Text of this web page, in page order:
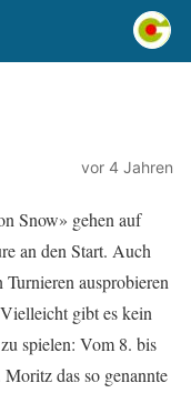
vor 4 Jahren
Snow» gehen auf
an den Start. Auch
ausprobieren
gibt es kein
spielen: Vom 8. bis
das so genannte